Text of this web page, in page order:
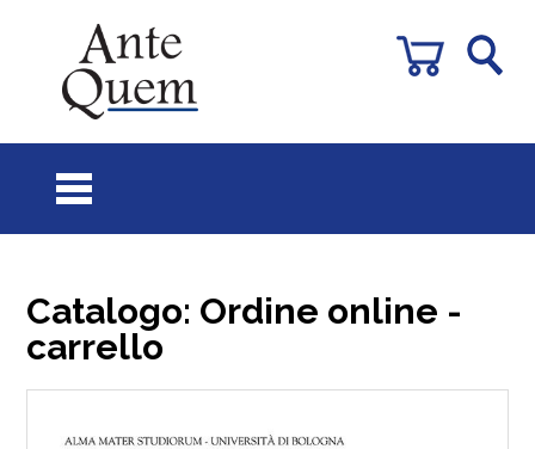
Catalogo: Ordine online -
carrello